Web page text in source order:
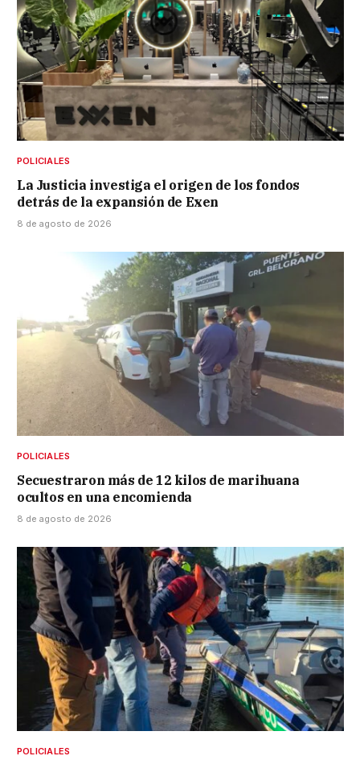
POLICIALES
La Justicia investiga el origen de los fondos
detrás de la expansión de Exen
8 de agosto de 2026
POLICIALES
Secuestraron más de 12 kilos de marihuana
ocultos en una encomienda
8 de agosto de 2026
POLICIALES